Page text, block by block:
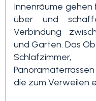
Innenräume gehen
über und
Verbindung
und Garten. Das
die zum Verweilen
Garten
Balkon / Terrasse
Aufzug